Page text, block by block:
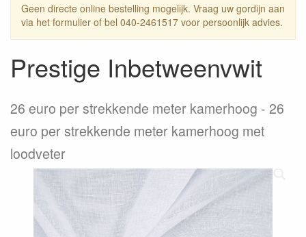
Geen directe online bestelling mogelijk. Vraag uw gordijn aan
via het formulier of bel 040-2461517 voor persoonlijk advies.
Prestige Inbetweenvwit
26 euro per strekkende meter kamerhoog
26
euro per strekkende meter kamerhoog met
loodveter